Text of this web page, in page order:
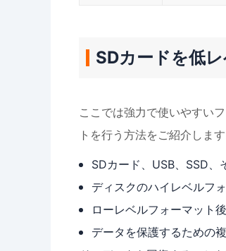
SDカードを低
ここでは強力で使いやすい
トを行う方法をご紹介しま
SDカード、USB、SSD、
ディスクのハイレベルフ
ローレベルフォーマット
データを保護するための